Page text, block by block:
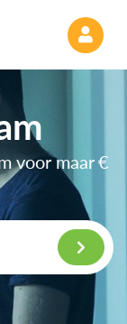
voor maar€